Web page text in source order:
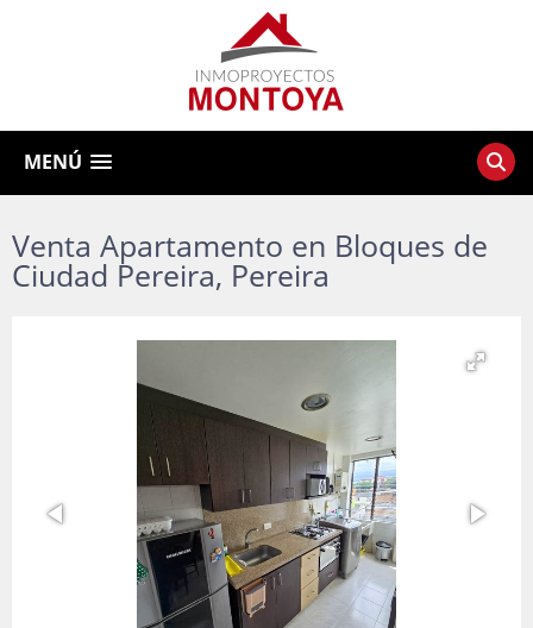
MENÚ
Venta Apartamento en Bloques de
Ciudad Pereira, Pereira